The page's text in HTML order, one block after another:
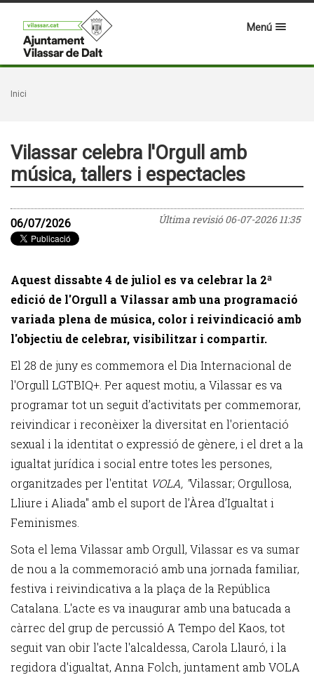
Menú
Inici
Vilassar celebra l'Orgull amb
música, tallers i espectacles
Última revisió06-07-2026 11:35
06/07/2026
Aquest dissabte 4 de juliol es va celebrar la 2ª
edició de l'Orgull a Vilassar amb una programació
variada plena de música, color i reivindicació amb
l'objectiu de celebrar, visibilitzar i compartir.
El 28 de juny es commemora el Dia Internacional de
l'Orgull LGTBIQ+. Per aquest motiu, a Vilassar es va
programar tot un seguit d’activitats per commemorar,
reivindicar i reconèixer la diversitat en l'orientació
sexual i la identitat o expressió de gènere, i el dret a la
igualtat jurídica i social entre totes les persones,
organitzades per l'entitat VOLA, "Vilassar; Orgullosa,
Lliure i Aliada" amb el suport de l’Àrea d’Igualtat i
Feminismes.
Sota el lema Vilassar amb Orgull, Vilassar es va sumar
de nou a la commemoració amb una jornada familiar,
festiva i reivindicativa a la plaça de la República
Catalana. L'acte es va inaugurar amb una batucada a
càrrec del grup de percussió A Tempo del Kaos, tot
seguit van obir l'acte l'alcaldessa, Carola Llauró, i la
regidora d'igualtat, Anna Folch, juntament amb VOLA